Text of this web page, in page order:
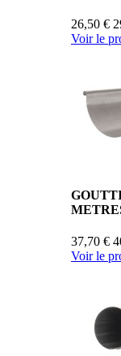
26,50 €
Voir le
37,70 €
Voir le